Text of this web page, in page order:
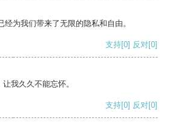
为我们带来了无限的隐私和自由。
支持[0] 反对[0]
我久久不能忘怀。
支持[0] 反对[0]